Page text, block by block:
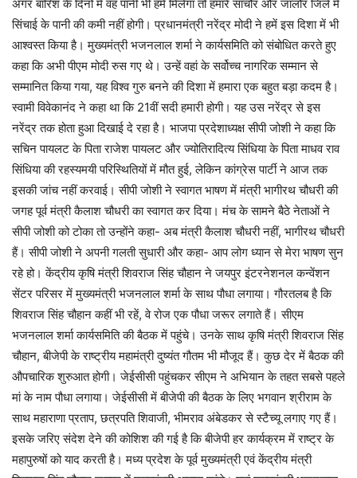
अगर बारिश के दिनों में वह पानी भी हमें मिलेगा तो हमारे सांचौर और जालौर जिले में
सिंचाई के पानी की कमी नहीं होगी। प्रधानमंत्री नरेंद्र मोदी ने हमें इस दिशा में भी
आश्वस्त किया है। मुख्यमंत्री भजनलाल शर्मा ने कार्यसमिति को संबोधित करते हुए
कहा कि अभी पीएम मोदी रुस गए थे। उन्हें वहां के सर्वोच्च नागरिक सम्मान से
सम्मानित किया गया, यह विश्व गुरु बनने की दिशा में हमारा एक बहुत बड़ा कदम है।
स्वामी विवेकानंद ने कहा था कि 21वीं सदी हमारी होगी। यह उस नरेंद्र से इस
नरेंद्र तक होता हुआ दिखाई दे रहा है। भाजपा प्रदेशाध्यक्ष सीपी जोशी ने कहा कि
सचिन पायलट के पिता राजेश पायलट और ज्योतिरादित्य सिंधिया के पिता माधव राव
सिंधिया की रहस्यमयी परिस्थितियों में मौत हुई, लेकिन कांग्रेस पार्टी ने आज तक
इसकी जांच नहीं करवाई। सीपी जोशी ने स्वागत भाषण में मंत्री भागीरथ चौधरी की
जगह पूर्व मंत्री कैलाश चौधरी का स्वागत कर दिया। मंच के सामने बैठे नेताओं ने
सीपी जोशी को टोका तो उन्होंने कहा- अब मंत्री कैलाश चौधरी नहीं, भागीरथ चौधरी
हैं। सीपी जोशी ने अपनी गलती सुधारी और कहा- आप लोग ध्यान से मेरा भाषण सुन
रहे हो। केंद्रीय कृषि मंत्री शिवराज सिंह चौहान ने जयपुर इंटरनेशनल कन्वेंशन
सेंटर परिसर में मुख्यमंत्री भजनलाल शर्मा के साथ पौधा लगाया। गौरतलब है कि
शिवराज सिंह चौहान कहीं भी रहें, वे रोज एक पौधा जरूर लगाते हैं। सीएम
भजनलाल शर्मा कार्यसमिति की बैठक में पहुंचे। उनके साथ कृषि मंत्री शिवराज सिंह
चौहान, बीजेपी के राष्ट्रीय महामंत्री दुष्यंत गौतम भी मौजूद हैं। कुछ देर में बैठक की
औपचारिक शुरुआत होगी। जेईसीसी पहुंचकर सीएम ने अभियान के तहत सबसे पहले
मां के नाम पौधा लगाया। जेईसीसी में बीजेपी की बैठक के लिए भगवान श्रीराम के
साथ महाराणा प्रताप, छत्रपति शिवाजी, भीमराव अंबेडकर से स्टैच्यू लगाए गए हैं।
इसके जरिए संदेश देने की कोशिश की गई है कि बीजेपी हर कार्यक्रम में राष्ट्र के
महापुरुषों को याद करती है। मध्य प्रदेश के पूर्व मुख्यमंत्री एवं केंद्रीय मंत्री